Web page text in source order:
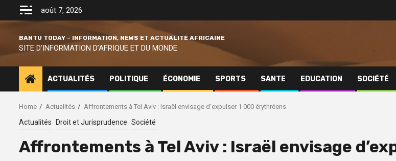
août 7, 2026
BANTU TODAY – INFORMATION, NEWS ET ACTUALITÉ AFRICAINE
SITE D’INFORMATION D’AFRIQUE ET DU MONDE
ACTUALITÉS POLITIQUE ÉCONOMIE SPORTS SANTE EDUCATION SOCIÉTÉ
Home Actualités Affrontements à Tel Aviv : Israël envisage d’expulser 1 000 érythréens
Actualités Droit et Jurisprudence Société
Affrontements à Tel Aviv : Israël envisage